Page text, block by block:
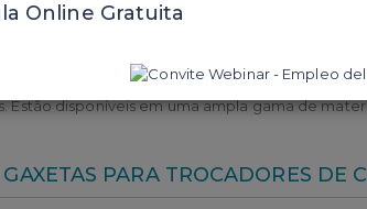
para cada modelo de placa, as gaxetas
Estão disponíveis em uma ampla gama de
PARA TROCADORES DE
Online Gratuita